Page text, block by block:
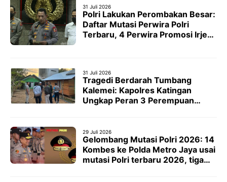
31 Juli 2026
Polri Lakukan Perombakan Besar:
Daftar Mutasi Perwira Polri
Terbaru, 4 Perwira Promosi Irjen,
31 Juli 2026
Tragedi Berdarah Tumbang
Kalemei: Kapolres Katingan
Ungkap Peran 3 Perempuan
29 Juli 2026
Gelombang Mutasi Polri 2026: 14
Kombes ke Polda Metro Jaya usai
mutasi Polri terbaru 2026, tiga